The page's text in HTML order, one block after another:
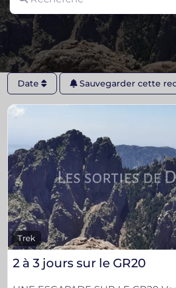
Date Sauvegarder cette
Trek
2 à 3 jours sur le GR20